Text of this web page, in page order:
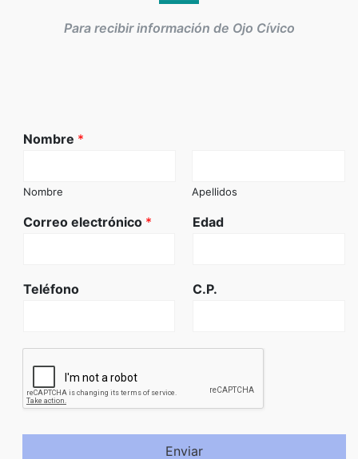
Para recibir información de Ojo Cívico
Nombre *
Nombre Apellidos
Correo electrónico * Edad
Teléfono C.P.
Enviar